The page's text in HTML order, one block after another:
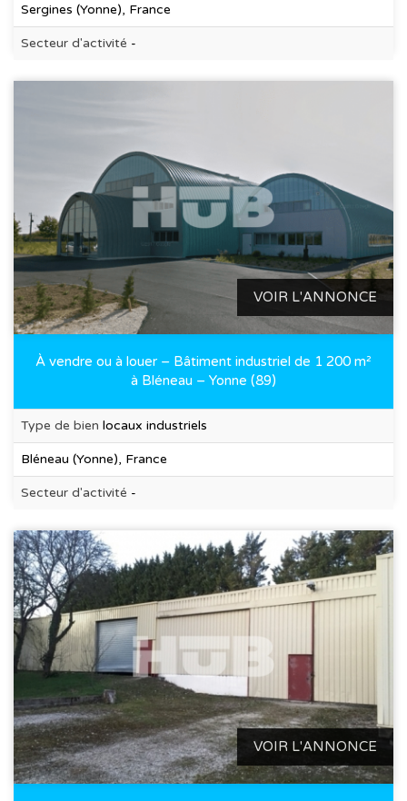
Sergines (Yonne), France
Secteur d'activité -
VOIR L'ANNONCE
À vendre ou à louer – Bâtiment industriel de 1 200 m²
à Bléneau – Yonne (89)
Type de bien locaux industriels
Bléneau (Yonne), France
Secteur d'activité -
VOIR L'ANNONCE